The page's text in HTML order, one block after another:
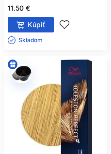
11.50 €
Kúpiť
Skladom ㅤ